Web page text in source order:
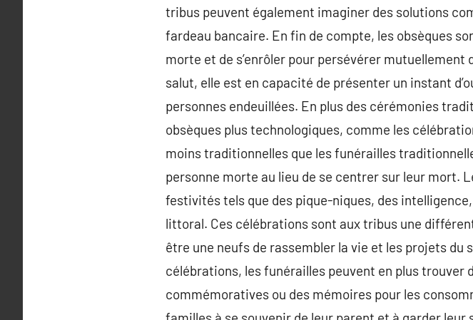
tribus peuvent également imaginer des solutions
fardeau bancaire. En fin de compte, les obsèques
morte et de s’enrôler pour persévérer
salut, elle est en capacité de présenter un instant
personnes endeuillées. En plus des cérémonies
obsèques plus technologiques, comme les
moins traditionnelles que les funérailles
personne morte au lieu de se centrer sur leur mort.
festivités tels que des pique-niques, des
littoral. Ces célébrations sont aux tribus une
être une neufs de rassembler la vie et les projets
célébrations, les funérailles peuvent en plus trouver
commémoratives ou des mémoires pour les